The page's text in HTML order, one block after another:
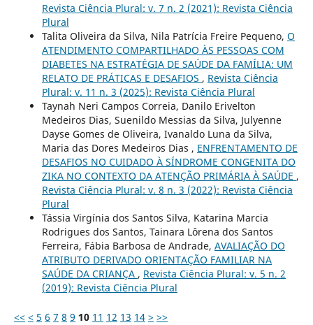
Revista Ciência Plural: v. 7 n. 2 (2021): Revista Ciência
Plural
Talita Oliveira da Silva, Nila Patrícia Freire Pequeno, O
ATENDIMENTO COMPARTILHADO ÀS PESSOAS COM
DIABETES NA ESTRATÉGIA DE SAÚDE DA FAMÍLIA: UM
RELATO DE PRÁTICAS E DESAFIOS , Revista Ciência
Plural: v. 11 n. 3 (2025): Revista Ciência Plural
Taynah Neri Campos Correia, Danilo Erivelton
Medeiros Dias, Suenildo Messias da Silva, Julyenne
Dayse Gomes de Oliveira, Ivanaldo Luna da Silva,
Maria das Dores Medeiros Dias , ENFRENTAMENTO DE
DESAFIOS NO CUIDADO À SÍNDROME CONGENITA DO
ZIKA NO CONTEXTO DA ATENÇÃO PRIMÁRIA À SAÚDE ,
Revista Ciência Plural: v. 8 n. 3 (2022): Revista Ciência
Plural
Tássia Virgínia dos Santos Silva, Katarina Marcia
Rodrigues dos Santos, Tainara Lôrena dos Santos
Ferreira, Fábia Barbosa de Andrade, AVALIAÇÃO DO
ATRIBUTO DERIVADO ORIENTAÇÃO FAMILIAR NA
SAÚDE DA CRIANÇA , Revista Ciência Plural: v. 5 n. 2
(2019): Revista Ciência Plural
<< < 5 6 7 8 9 10 11 12 13 14 > >>